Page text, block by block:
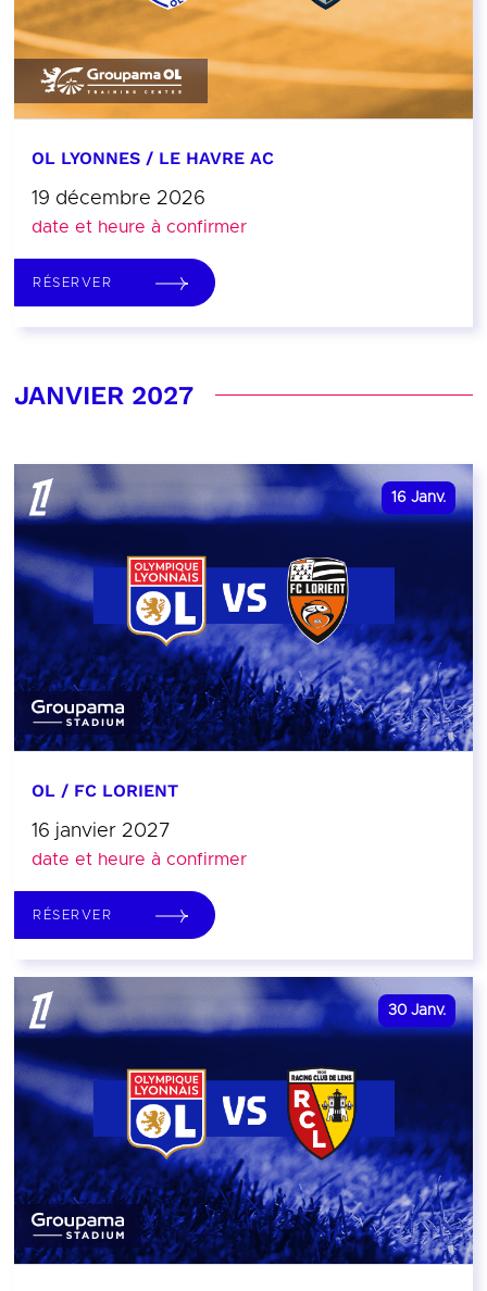
OL LYONNES / LE HAVRE AC
19 décembre 2026
date et heure à confirmer
RÉSERVER
JANVIER 2027
16 Janv.
OL / FC LORIENT
16 janvier 2027
date et heure à confirmer
RÉSERVER
30 Janv.